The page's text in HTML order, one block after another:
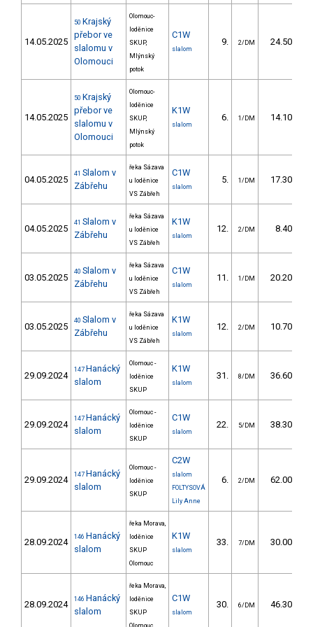
14.05.2025
50 Krajský
přebor ve
slalomu v
Olomouci
Olomouc-
loděnice
SKUP,
Mlýnský
potok
C1W
slalom
9. 2/DM 24.50
14.05.2025
50 Krajský
přebor ve
slalomu v
Olomouci
Olomouc-
loděnice
SKUP,
Mlýnský
potok
K1W
slalom
6. 1/DM 14.10
04.05.2025
41 Slalom v
Zábřehu
řeka Sázava
u loděnice
VS Zábřeh
C1W
slalom
5. 1/DM 17.30
04.05.2025
41 Slalom v
Zábřehu
řeka Sázava
u loděnice
VS Zábřeh
K1W
slalom
12. 2/DM 8.40
03.05.2025
40 Slalom v
Zábřehu
řeka Sázava
u loděnice
VS Zábřeh
C1W
slalom
11. 1/DM 20.20
03.05.2025
40 Slalom v
Zábřehu
řeka Sázava
u loděnice
VS Zábřeh
K1W
slalom
12. 2/DM 10.70
29.09.2024
147 Hanácký
slalom
Olomouc -
loděnice
SKUP
K1W
slalom
31. 8/DM 36.60
29.09.2024
147 Hanácký
slalom
Olomouc -
loděnice
SKUP
C1W
slalom
22. 5/DM 38.30
29.09.2024 147 Hanácký
slalom
Olomouc -
loděnice
SKUP
C2W
slalom
FOLTYSOVÁ
Lily Anne
6. 2/DM 62.00
28.09.2024 146 Hanácký
slalom
řeka Morava,
loděnice
SKUP
Olomouc
K1W
slalom
33. 7/DM 30.00
28.09.2024 146 Hanácký
slalom
řeka Morava,
loděnice
SKUP
C1W
slalom
30. 6/DM 46.30